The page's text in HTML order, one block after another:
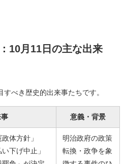
10月11日の主な出来
べき歴史的出来事たちです。
事 意義・背景
体方針」
下げ中止」
明治政府の政策
転換・政争を象